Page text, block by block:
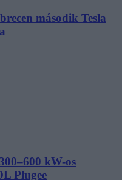
második Tesla
kW-os
Plugee